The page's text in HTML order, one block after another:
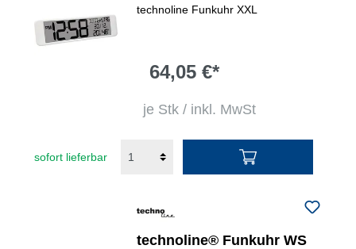
technoline Funkuhr XXL
64,05 €*
je Stk / inkl. MwSt
sofort lieferbar
technoline® Funkuhr WS